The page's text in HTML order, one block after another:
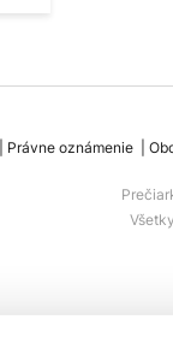
Právne oznámenie